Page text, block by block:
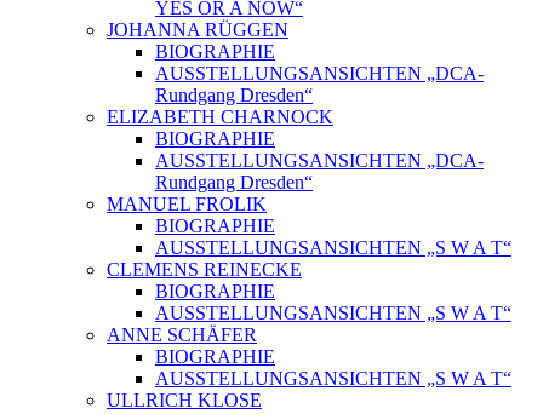
YES OR A NOW“
JOHANNA RÜGGEN
BIOGRAPHIE
AUSSTELLUNGSANSICHTEN „DCA-
Rundgang Dresden“
ELIZABETH CHARNOCK
BIOGRAPHIE
AUSSTELLUNGSANSICHTEN „DCA-
Rundgang Dresden“
MANUEL FROLIK
BIOGRAPHIE
AUSSTELLUNGSANSICHTEN „S W A T“
CLEMENS REINECKE
BIOGRAPHIE
AUSSTELLUNGSANSICHTEN „S W A T“
ANNE SCHÄFER
BIOGRAPHIE
AUSSTELLUNGSANSICHTEN „S W A T“
ULLRICH KLOSE